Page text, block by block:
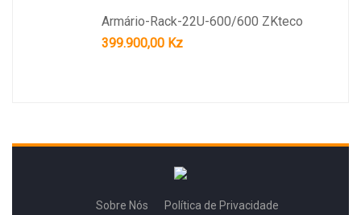
Armário-Rack-22U-600/600 ZKteco
399.900,00 Kz
Sobre Nós Política de Privacidade